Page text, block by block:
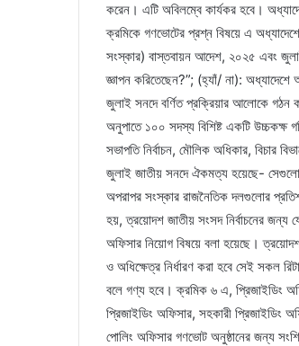
করেন। এটি অবিলম্বে কার্যকর হবে।
ক্রমিকে গণভোটের প্রশ্ন বিষয়ে এ
সংস্কার) বাস্তবায়ন আদেশ, ২০২৫ এবং
জ্ঞাপন করিতেছেন?”; (হ্যাঁ/ না): অধ্যাদেশে
জুলাই সনদে বর্ণিত প্রক্রিয়ার আলোকে গঠন
অনুপাতে ১০০ সদস্য বিশিষ্ট একটি উচ্চকক্ষ
সভাপতি নির্বাচন, মৌলিক অধিকার, বিচার
জুলাই জাতীয় সনদে ঐকমত্য হয়েছে- সেগুলো
অপরাপর সংস্কার রাজনৈতিক দলগুলোর
হয়, ত্রয়োদশ জাতীয় সংসদ নির্বাচনের জন্য
অফিসার নিয়োগ বিষয়ে বলা হয়েছে। ত্রয়োদশ
ও অধিক্ষেত্র নির্ধারণ করা হবে সেই সকল
বলে গণ্য হবে। ক্রমিক ৬ এ, প্রিজাইডিং
প্রিজাইডিং অফিসার, সহকারী প্রিজাইডিং
পোলিং অফিসার গণভোট অনুষ্ঠানের জন্য